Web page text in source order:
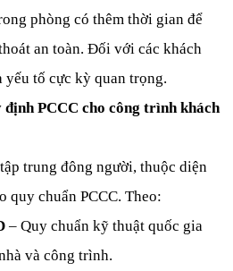
phòng có thêm thời gian để
an toàn. Đối với các khách
yếu tố cực kỳ quan trọng.
định PCCC cho công trình khách
trung đông người, thuộc diện
quy chuẩn PCCC. Theo:
– Quy chuẩn kỹ thuật quốc gia
và công trình.